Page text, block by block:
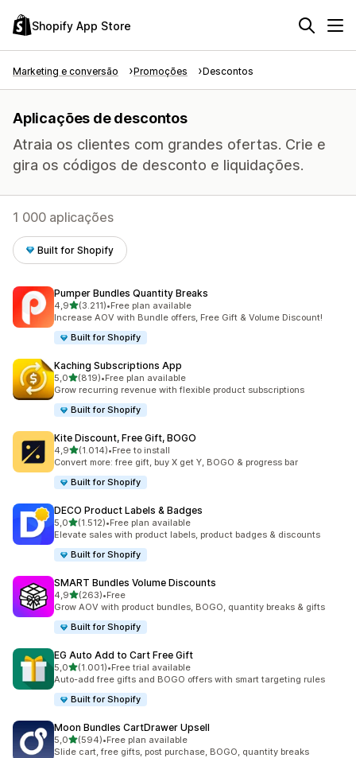
Shopify App Store
Marketing e conversão Promoções Descontos
Aplicações de descontos
Atraia os clientes com grandes ofertas. Crie e
gira os códigos de desconto e liquidações.
1 000 aplicações
Built for Shopify
Pumper Bundles Quantity Breaks
4,9de 5 estrelas
(3.211)
3211 total de avaliações
•Free plan available
Increase AOV with Bundle offers, Free Gift & Volume Discount!
Built for Shopify
Kaching Subscriptions App
5,0de 5 estrelas
(819)
819 total de avaliações
•Free plan available
Grow recurring revenue with flexible product subscriptions
Built for Shopify
Kite Discount, Free Gift, BOGO
4,9de 5 estrelas
(1.014)
1014 total de avaliações
•Free to install
Convert more: free gift, buy X get Y, BOGO & progress bar
Built for Shopify
DECO Product Labels & Badges
5,0de 5 estrelas
(1.512)
1512 total de avaliações
•Free plan available
Elevate sales with product labels, product badges & discounts
Built for Shopify
SMART Bundles Volume Discounts
4,9de 5 estrelas
(263)
263 total de avaliações
•Free
Grow AOV with product bundles, BOGO, quantity breaks & gifts
Built for Shopify
EG Auto Add to Cart Free Gift
5,0de 5 estrelas
(1.001)
1001 total de avaliações
•Free trial available
Auto-add free gifts and BOGO offers with smart targeting rules
Built for Shopify
Moon Bundles CartDrawer Upsell
5,0de 5 estrelas
(594)
594 total de avaliações
•Free plan available
Slide cart, free gifts, post purchase, BOGO, quantity breaks